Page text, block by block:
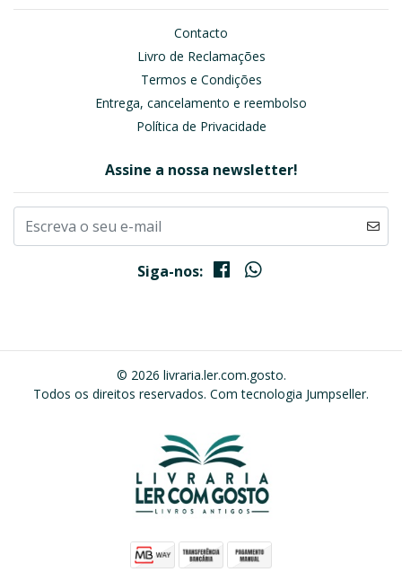
Contacto
Livro de Reclamações
Termos e Condições
Entrega, cancelamento e reembolso
Política de Privacidade
Assine a nossa newsletter!
Siga-nos:
© 2026 livraria.ler.com.gosto.
Todos os direitos reservados. Com tecnologia Jumpseller.